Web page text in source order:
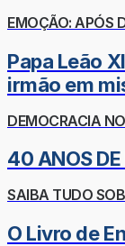
EMOÇÃO: APÓS
Papa Leão
irmão em
DEMOCRACIA
40 ANOS
SAIBA TUDO
O Livro de